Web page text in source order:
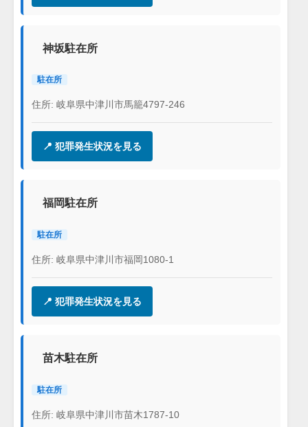
神坂駐在所
駐在所
住所: 岐阜県中津川市馬籠4797-246
📍 犯罪発生状況を見る
福岡駐在所
駐在所
住所: 岐阜県中津川市福岡1080-1
📍 犯罪発生状況を見る
苗木駐在所
駐在所
住所: 岐阜県中津川市苗木1787-10